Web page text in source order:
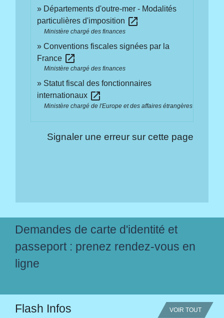
Départements d'outre-mer - Modalités
particulières d'imposition open_in_new
Ministère chargé des finances
Conventions fiscales signées par la
France open_in_new
Ministère chargé des finances
Statut fiscal des fonctionnaires
internationaux open_in_new
Ministère chargé de l'Europe et des affaires étrangères
Signaler une erreur sur cette page
Demandes de carte d'identité et
passeport : prenez rendez-vous en
ligne
Flash Infos VOIR TOUT